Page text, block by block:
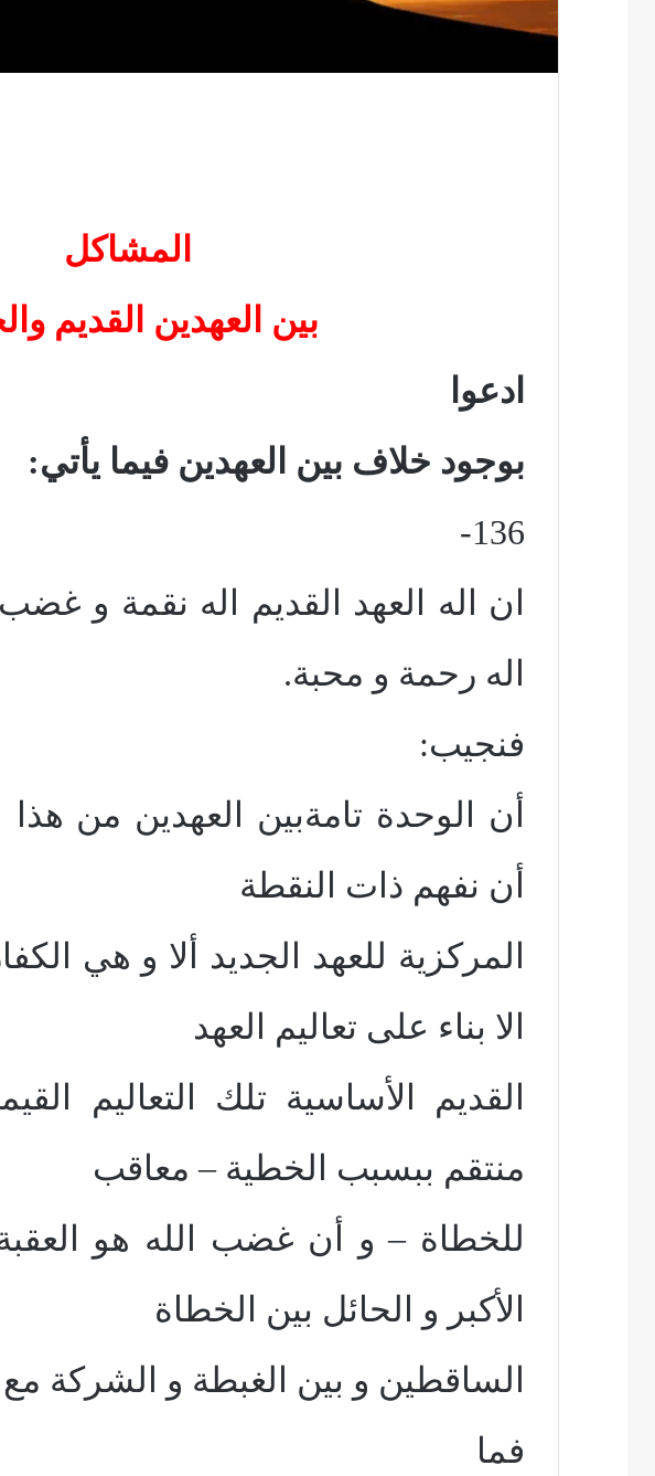
المشاكل
بين العهدين القديم
ادعوا
بوجود خلاف بين العهدين فيما يأتي:
136-
ان اله العهد القديم اله نقمة و
اله رحمة و محبة.
فنجيب:
أن الوحدة تامةبين العهدين من هذا
أن نفهم ذات النقطة
المركزية للعهد الجديد ألا و هي
الا بناء على تعاليم العهد
القديم الأساسية تلك التعاليم
منتقم ببسبب الخطية – معاقب
للخطاة – و أن غضب الله هو
الأكبر و الحائل بين الخطاة
الساقطين و بين الغبطة و الشركة مع
فما